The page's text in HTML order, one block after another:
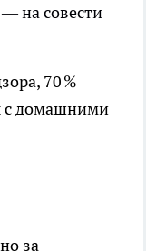
на совести
70 %
с домашними
за